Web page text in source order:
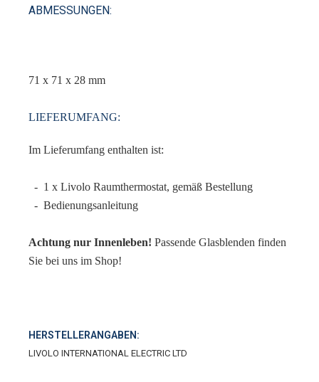
ABMESSUNGEN:
71 x 71 x 28 mm
LIEFERUMFANG:
Im Lieferumfang enthalten ist:
- 1 x Livolo Raumthermostat, gemäß Bestellung
- Bedienungsanleitung
Achtung nur Innenleben! Passende Glasblenden finden
Sie bei uns im Shop!
HERSTELLERANGABEN:
LIVOLO INTERNATIONAL ELECTRIC LTD